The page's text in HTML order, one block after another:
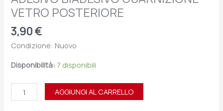
VETRO POSTERIORE
3,90€
Condizione: Nuovo
Disponibilità: 7 disponibili
AGGIUNGI AL CARRELLO